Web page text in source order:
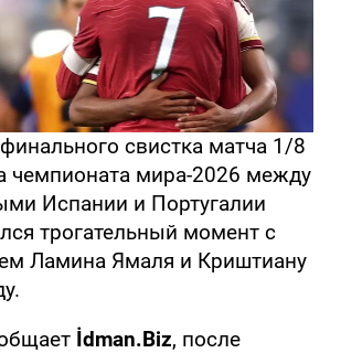
свистка матча 1/8
чемпионата мира-2026 между
Испании и Португалии
трогательный момент с
Ламина Ямаля и Криштиану
İdman.Biz, после